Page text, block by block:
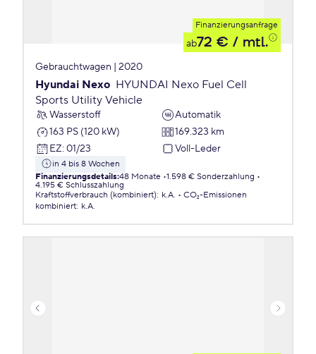
Finanzierungsanfrage
ab72 € / mtl.
Gebrauchtwagen | 2020
Hyundai Nexo HYUNDAI Nexo Fuel Cell
Sports Utility Vehicle
Wasserstoff
Automatik
163 PS (120 kW)
169.323 km
EZ: 01/23 Voll-Leder
in 4 bis 8 Wochen
Finanzierungsdetails:48 Monate 1.598 € Sonderzahlung
4.195 € Schlusszahlung
Kraftstoffverbrauch (kombiniert): k.A.
CO₂-Emissionen
kombiniert: k.A.